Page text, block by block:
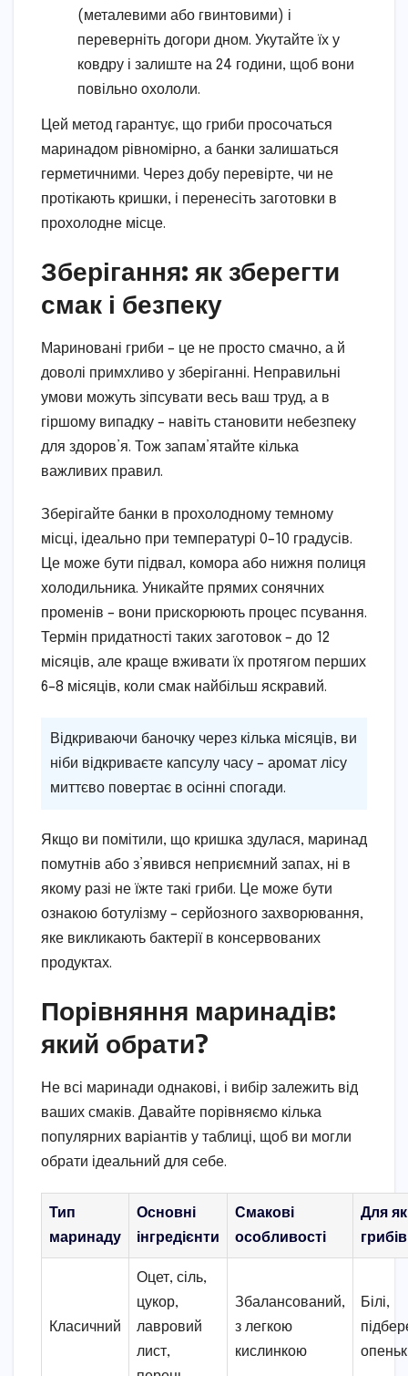
(металевими або гвинтовими) і
переверніть догори дном. Укутайте їх у
ковдру і залиште на 24 години, щоб вони
повільно охололи.
Цей метод гарантує, що гриби просочаться
маринадом рівномірно, а банки залишаться
герметичними. Через добу перевірте, чи не
протікають кришки, і перенесіть заготовки в
прохолодне місце.
Зберігання: як зберегти
смак і безпеку
Мариновані гриби – це не просто смачно, а й
доволі примхливо у зберіганні. Неправильні
умови можуть зіпсувати весь ваш труд, а в
гіршому випадку – навіть становити небезпеку
для здоров’я. Тож запам’ятайте кілька
важливих правил.
Зберігайте банки в прохолодному темному
місці, ідеально при температурі 0–10 градусів.
Це може бути підвал, комора або нижня полиця
холодильника. Уникайте прямих сонячних
променів – вони прискорюють процес псування.
Термін придатності таких заготовок – до 12
місяців, але краще вживати їх протягом перших
6–8 місяців, коли смак найбільш яскравий.
Відкриваючи баночку через кілька місяців, ви
ніби відкриваєте капсулу часу – аромат лісу
миттєво повертає в осінні спогади.
Якщо ви помітили, що кришка здулася, маринад
помутнів або з’явився неприємний запах, ні в
якому разі не їжте такі гриби. Це може бути
ознакою ботулізму – серйозного захворювання,
яке викликають бактерії в консервованих
продуктах.
Порівняння маринадів:
який обрати?
Не всі маринади однакові, і вибір залежить від
ваших смаків. Давайте порівняємо кілька
популярних варіантів у таблиці, щоб ви могли
обрати ідеальний для себе.
Тип
маринаду
Основні
інгредієнти
Смакові
особливості
Для
грибів
Класичний
Оцет, сіль,
цукор,
лавровий
лист,
Збалансований,
з легкою
кислинкою
Білі,